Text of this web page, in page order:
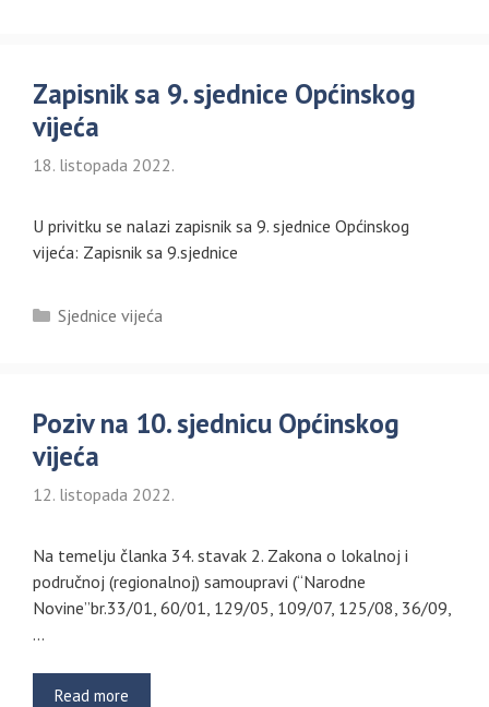
Zapisnik sa 9. sjednice Općinskog
vijeća
18. listopada 2022.
U privitku se nalazi zapisnik sa 9. sjednice Općinskog
vijeća: Zapisnik sa 9.sjednice
Kategorije
Sjednice vijeća
Poziv na 10. sjednicu Općinskog
vijeća
12. listopada 2022.
Na temelju članka 34. stavak 2. Zakona o lokalnoj i
područnoj (regionalnoj) samoupravi (“Narodne
Novine”br.33/01, 60/01, 129/05, 109/07, 125/08, 36/09,
…
Read more